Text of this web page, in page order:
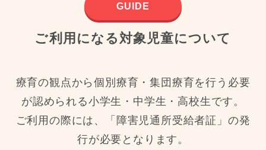
GUIDE
ご利用になる対象児童について
療育の観点から個別療育・集団療育を行う必要
が認められる小学生・中学生・高校生です。
ご利用の際には、「障害児通所受給者証」の発
行が必要となります。